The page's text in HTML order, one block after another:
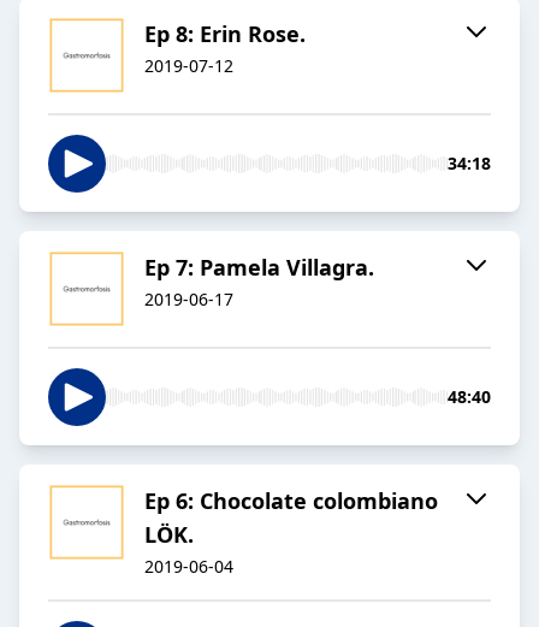
Ep 8: Erin Rose.
2019-07-12
34:18
Ep 7: Pamela Villagra.
2019-06-17
48:40
Ep 6: Chocolate colombiano
LÖK.
2019-06-04